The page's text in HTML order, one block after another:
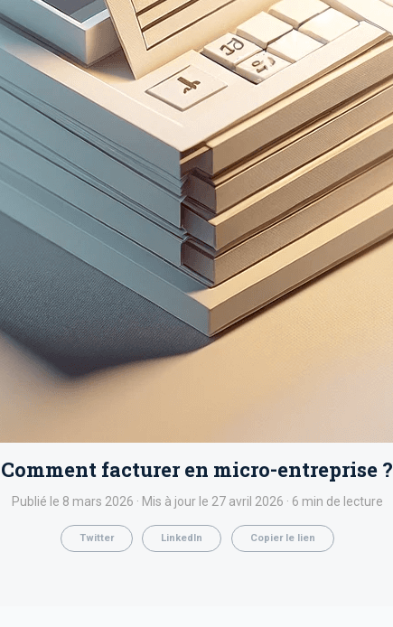
Comment facturer en micro-entreprise ?
Publié le 8 mars 2026 · Mis à jour le 27 avril 2026 · 6 min de lecture
Twitter LinkedIn Copier le lien